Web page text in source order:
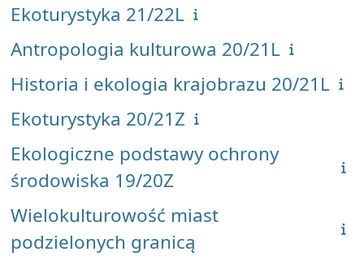
Ekoturystyka 21/22L
Antropologia kulturowa 20/21L
Historia i ekologia krajobrazu 20/21L
Ekoturystyka 20/21Z
Ekologiczne podstawy ochrony
środowiska 19/20Z
Wielokulturowość miast
podzielonych granicą